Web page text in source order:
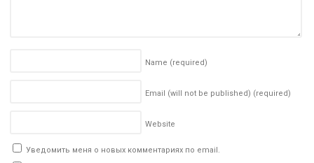
Name (required)
Email (will not be published) (required)
Website
Уведомить меня о новых комментариях по email.